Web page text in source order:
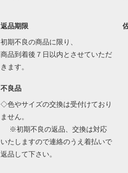
返品期限
初期不良の商品に限り、
商品到着後７日以内とさせていただ
きます。
不良品
◇色やサイズの交換は受付けており
ません。
※初期不良の返品、交換は対応
いたしますので連絡のうえ着払いで
返品して下さい。